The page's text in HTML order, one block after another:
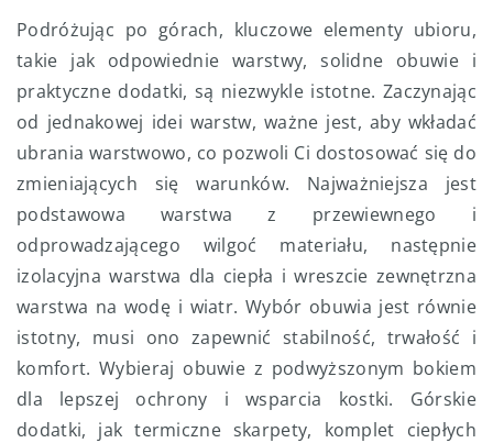
Podróżując po górach, kluczowe elementy ubioru,
takie jak odpowiednie warstwy, solidne obuwie i
praktyczne dodatki, są niezwykle istotne. Zaczynając
od jednakowej idei warstw, ważne jest, aby wkładać
ubrania warstwowo, co pozwoli Ci dostosować się do
zmieniających się warunków. Najważniejsza jest
podstawowa warstwa z przewiewnego i
odprowadzającego wilgoć materiału, następnie
izolacyjna warstwa dla ciepła i wreszcie zewnętrzna
warstwa na wodę i wiatr. Wybór obuwia jest równie
istotny, musi ono zapewnić stabilność, trwałość i
komfort. Wybieraj obuwie z podwyższonym bokiem
dla lepszej ochrony i wsparcia kostki. Górskie
dodatki, jak termiczne skarpety, komplet ciepłych